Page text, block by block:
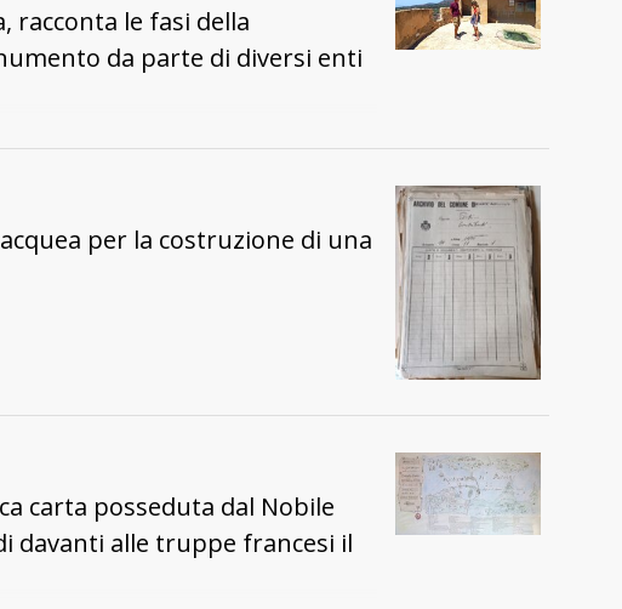
racconta le fasi della
da parte di diversi enti
per la costruzione di una
carta posseduta dal Nobile
davanti alle truppe francesi il